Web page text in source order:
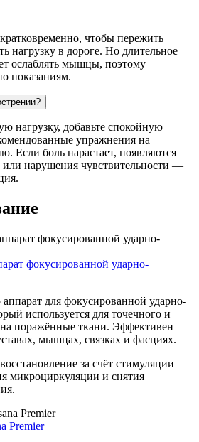
чтобы пережить
нагрузку в дороге. Но длительное
ослаблять мышцы, поэтому
показаниям.
нагрузку, добавьте спокойную
упражнения на
Если боль нарастает, появляются
или нарушения чувствительности —
фокусированной ударно-
для фокусированной ударно-
используется для точечного и
на поражённые ткани. Эффективен
мышцах, связках и фасциях.
за счёт стимуляции
микроциркуляции и снятия
Premier